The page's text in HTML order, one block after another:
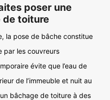
poser une
de toiture
la pose de bâche constitue
par les couvreurs
évite que l’eau de
de l’immeuble et nuit au
bâchage de toiture à des